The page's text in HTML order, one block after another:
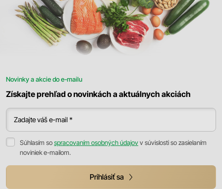
Novinky a akcie do e-mailu
Získajte prehľad o novinkách a aktuálnych akciách
Zadajte váš e-mail *
Súhlasím sospracovaním osobných údajovv súvislosti so zasielaním
noviniek e-mailom.
Prihlásiť sa